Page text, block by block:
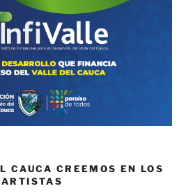
CAUCA CREEMOS EN LOS